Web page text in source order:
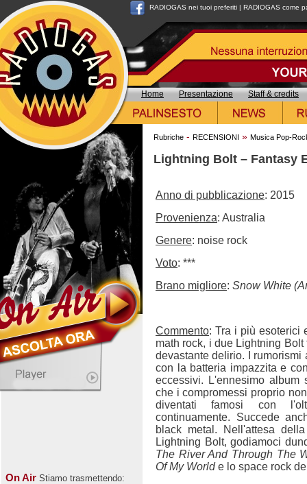
RADIOGAS nei tuoi preferiti | RADIOGAS come
Home Presentazione Staff & credits
On Air Stiamo trasmettendo:
Rubriche - RECENSIONI » Musica Pop-
Lightning Bolt – Fantasy
Anno di pubblicazione: 2015
Provenienza: Australia
Genere: noise rock
Voto: ***
Brano migliore: Snow White
Commento: Tra i più esoterici
math rock, i due Lightning
devastante delirio. I
con la batteria impazzita e
eccessivi. L'ennesimo album
che i compromessi proprio
diventati famosi con
continuamente. Succede
black metal. Nell'attesa
Lightning Bolt, godiamoci
The River And Through The
Of My Worlde lo space rock